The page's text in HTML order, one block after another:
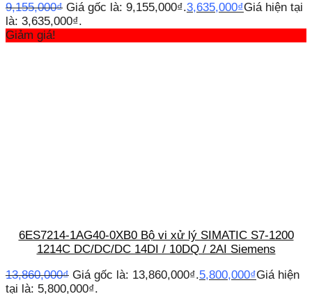
9,155,000₫ Giá gốc là: 9,155,000₫.3,635,000₫Giá hiện tại
là: 3,635,000₫.
Giảm giá!
6ES7214-1AG40-0XB0 Bộ vi xử lý SIMATIC S7-1200
1214C DC/DC/DC 14DI / 10DQ / 2AI Siemens
13,860,000₫ Giá gốc là: 13,860,000₫.5,800,000₫Giá hiện
tại là: 5,800,000₫.